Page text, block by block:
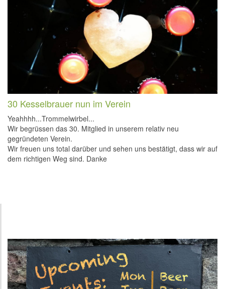
30 Kesselbrauer nun im Verein
Yeahhhh...Trommelwirbel...
Wir begrüssen das 30. Mitglied in unserem relativ neu
gegründeten Verein.
Wir freuen uns total darüber und sehen uns bestätigt, dass wir auf
dem richtigen Weg sind. Danke